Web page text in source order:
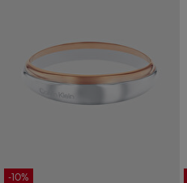
-10%